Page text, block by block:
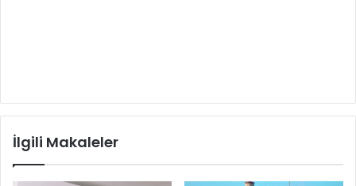
İlgili Makaleler